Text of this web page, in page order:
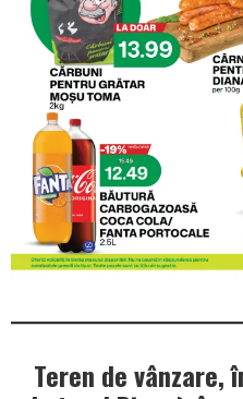
Teren de vânzare,